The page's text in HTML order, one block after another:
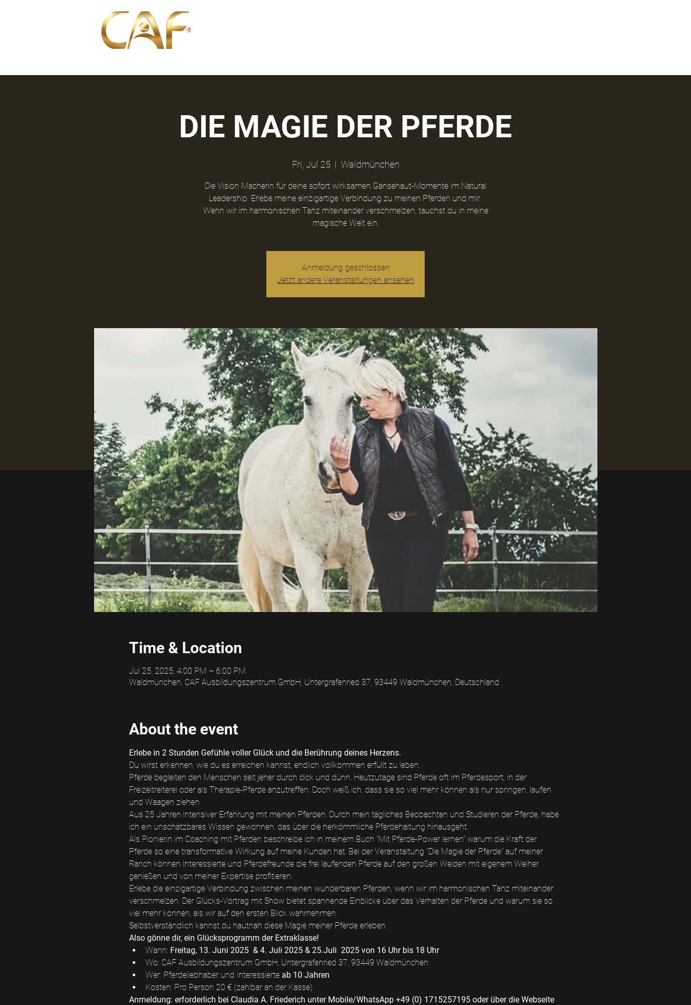
DIE MAGIE DER PFERDE
Fri, Jul 25
  |
Waldmünchen
Die Vision Macherin für deine sofort wirksamen Gänsehaut-Momente im Natural
Leadership. Erlebe meine einzigartige Verbindung zu meinen Pferden und mir.
Wenn wir im harmonischen Tanz miteinander verschmelzen, tauchst du in meine
magische Welt ein.
Anmeldung geschlossen
Jetzt andere Veranstaltungen ansehen
Time & Location
Jul 25, 2025, 4:00 PM – 6:00 PM
Waldmünchen, CAF Ausbildungszentrum GmbH, Untergrafenried 37, 93449 Waldmünchen, Deutschland
About the event
Erlebe in 2 Stunden Gefühle voller Glück und die Berührung deines Herzens.
Du wirst erkennen, wie du es erreichen kannst, endlich vollkommen erfüllt zu leben.
Pferde begleiten den Menschen seit jeher durch dick und dünn. Heutzutage sind Pferde oft im Pferdesport, in der
Freizeitreiterei oder als Therapie-Pferde anzutreffen. Doch weiß ich, dass sie so viel mehr können als nur springen, laufen
und Waagen ziehen.
Aus 25 Jahren intensiver Erfahrung mit meinen Pferden. Durch mein tägliches Beobachten und Studieren der Pferde, habe
ich ein unschätzbares Wissen gewonnen, das über die herkömmliche Pferdehaltung hinausgeht.
Als Pionierin im Coaching mit Pferden beschreibe ich in meinem Buch "Mit Pferde-Power lernen" warum die Kraft der
Pferde so eine transformative Wirkung auf meine Kunden hat. Bei der Veranstaltung "Die Magie der Pferde" auf meiner
Ranch können Interessierte und Pferdefreunde die frei laufenden Pferde auf den großen Weiden mit eigenem Weiher
genießen und von meiner Expertise profitieren.
Erlebe die einzigartige Verbindung zwischen meinen wunderbaren Pferden, wenn wir im harmonischen Tanz miteinander
verschmelzen. Der Glücks-Vortrag mit Show bietet spannende Einblicke über das Verhalten der Pferde und warum sie so
viel mehr können, als wir auf den ersten Blick wahrnehmen.
Selbstverständlich kannst du hautnah diese Magie meiner Pferde erleben.
Also gönne dir, ein Glücksprogramm der Extraklasse!
Wann: Freitag, 13. Juni 2025  & 4. Juli 2025 & 25.Juli  2025 von 16 Uhr bis 18 Uhr
Wo: CAF Ausbildungszentrum GmbH, Untergrafenried 37, 93449 Waldmünchen
Wer: Pferdeliebhaber und Interessierte ab 10 Jahren
Kosten: Pro Person 20 € (zahlbar an der Kasse)
Anmeldung: erforderlich bei Claudia A. Friederich unter Mobile/WhatsApp +49 (0) 1715257195 oder über die Webseite